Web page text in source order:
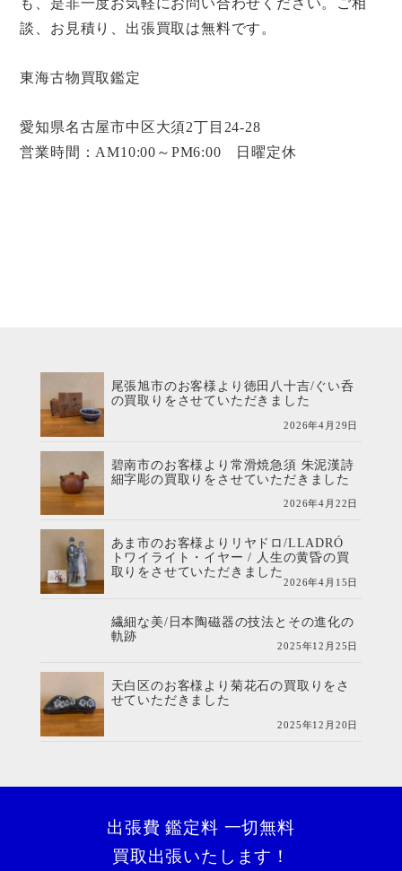
談、お見積り、出張買取は無料です。
東海古物買取鑑定
愛知県名古屋市中区大須2丁目24-28
営業時間：AM10:00～PM6:00 日曜定休
尾張旭市のお客様より徳田八十吉/ぐい呑
の買取りをさせていただきました
2026年4月29日
碧南市のお客様より常滑焼急須 朱泥漢詩
細字彫の買取りをさせていただきました
2026年4月22日
あま市のお客様よりリヤドロ/LLADRÓ
トワイライト・イヤー / 人生の黄昏の買
取りをさせていただきました
2026年4月15日
繊細な美/日本陶磁器の技法とその進化の
軌跡
2025年12月25日
天白区のお客様より菊花石の買取りをさ
せていただきました
2025年12月20日
出張費 鑑定料 一切無料
買取出張いたします！